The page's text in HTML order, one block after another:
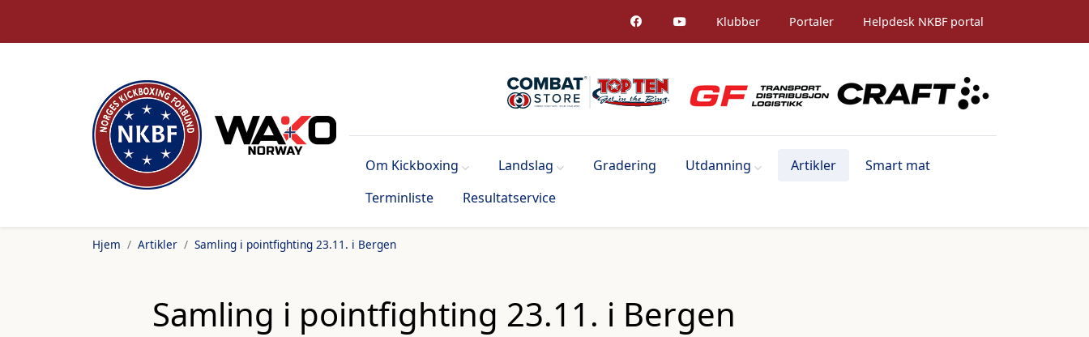
Klubber Portaler Helpdesk NKBF portal
Om Kickboxing Landslag Gradering Utdanning Artikler
Smart mat
Terminliste
Resultatservice
Hjem Artikler Samling i pointfighting 23.11. i Bergen
Samling i pointfighting 23.11. i Bergen